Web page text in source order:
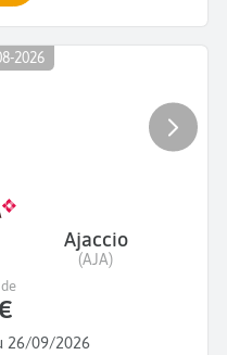
2026
Ajaccio
(AJA)
26/09/2026